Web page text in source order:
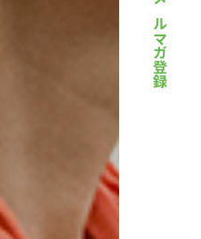
メルマガ登録